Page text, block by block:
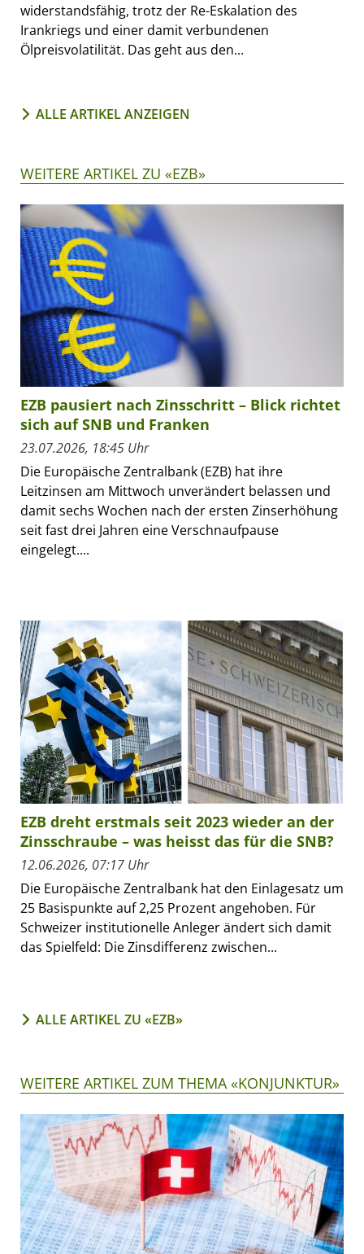
widerstandsfähig, trotz der Re-Eskalation des
Irankriegs und einer damit verbundenen
Ölpreisvolatilität. Das geht aus den...
ALLE ARTIKEL ANZEIGEN
WEITERE ARTIKEL ZU «EZB»
EZB pausiert nach Zinsschritt – Blick richtet
sich auf SNB und Franken
23.07.2026, 18:45 Uhr
Die Europäische Zentralbank (EZB) hat ihre
Leitzinsen am Mittwoch unverändert belassen und
damit sechs Wochen nach der ersten Zinserhöhung
seit fast drei Jahren eine Verschnaufpause
eingelegt....
EZB dreht erstmals seit 2023 wieder an der
Zinsschraube – was heisst das für die SNB?
12.06.2026, 07:17 Uhr
Die Europäische Zentralbank hat den Einlagesatz um
25 Basispunkte auf 2,25 Prozent angehoben. Für
Schweizer institutionelle Anleger ändert sich damit
das Spielfeld: Die Zinsdifferenz zwischen...
ALLE ARTIKEL ZU «EZB»
WEITERE ARTIKEL ZUM THEMA «KONJUNKTUR»